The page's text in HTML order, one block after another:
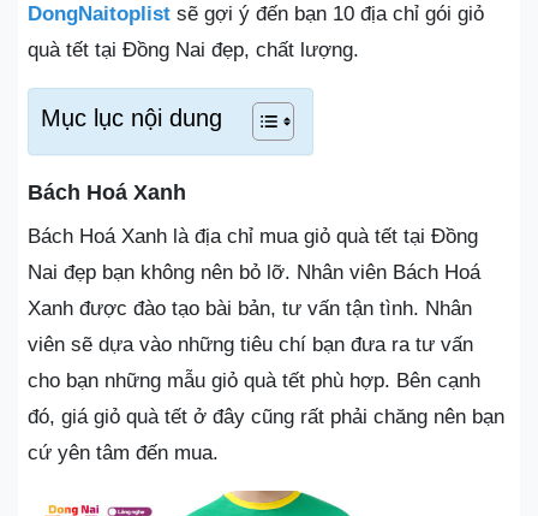
DongNaitoplist sẽ gợi ý đến bạn 10 địa chỉ gói giỏ
quà tết tại Đồng Nai đẹp, chất lượng.
Mục lục nội dung
Bách Hoá Xanh
Bách Hoá Xanh là địa chỉ mua giỏ quà tết tại Đồng
Nai đẹp bạn không nên bỏ lỡ. Nhân viên Bách Hoá
Xanh được đào tạo bài bản, tư vấn tận tình. Nhân
viên sẽ dựa vào những tiêu chí bạn đưa ra tư vấn
cho bạn những mẫu giỏ quà tết phù hợp. Bên cạnh
đó, giá giỏ quà tết ở đây cũng rất phải chăng nên bạn
cứ yên tâm đến mua.